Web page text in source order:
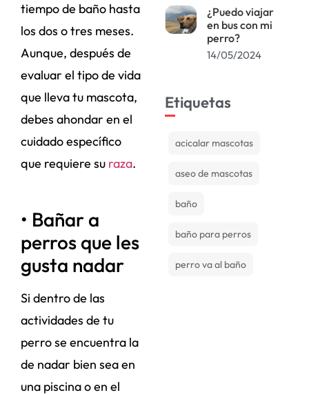
tiempo de baño hasta
los dos o tres meses.
Aunque, después de
evaluar el tipo de vida
que lleva tu mascota,
debes ahondar en el
cuidado específico
que requiere su raza.
• Bañar a
perros que les
gusta nadar
Si dentro de las
actividades de tu
perro se encuentra la
de nadar bien sea en
una piscina o en el
¿Puedo viajar
en bus con mi
perro?
14/05/2024
Etiquetas
acicalar mascotas
aseo de mascotas
baño
baño para perros
perro va al baño